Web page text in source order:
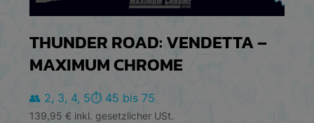
THUNDER ROAD: VENDETTA –
MAXIMUM CHROME
👥 2, 3, 4, 5⏱️ 45 bis 75
139,95 € inkl. gesetzlicher USt.